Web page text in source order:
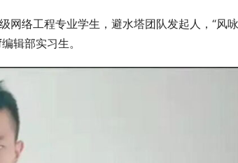
网络工程专业学生，避水塔团队发起人，“风
辑部实习生。